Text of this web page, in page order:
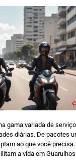
gama variada de
diárias. De pacotes
ao que você
a vida em